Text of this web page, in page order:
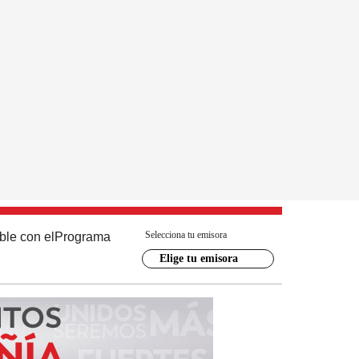
con el Programa Selecciona tu emisora
Elige tu emisora